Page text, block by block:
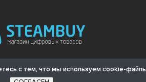
игр и компаний, логотипы, материалы
с тем, что мы используем cookie-